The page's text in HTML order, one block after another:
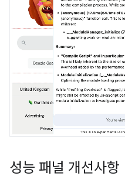
성능 패널 개선사항